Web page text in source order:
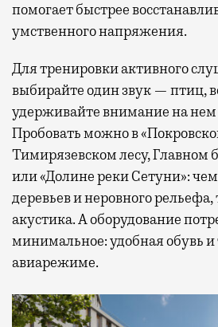
помогает быстрее
умственного напряжения.
Для тренировки активного
выбирайте один звук — птиц,
удерживайте внимание на нем
Пробовать можно в
Тимирязевском лесу, Главном
или «Долине реки Сетуни»:
деревьев и неровного
акустика. А оборудование
минимальное: удобная обувь и
авиарежиме.